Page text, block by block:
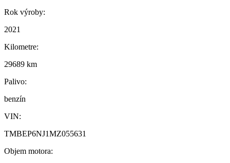
Rok výroby:
2021
Kilometre:
29689 km
Palivo:
benzín
VIN:
TMBEP6NJ1MZ055631
Objem motora: